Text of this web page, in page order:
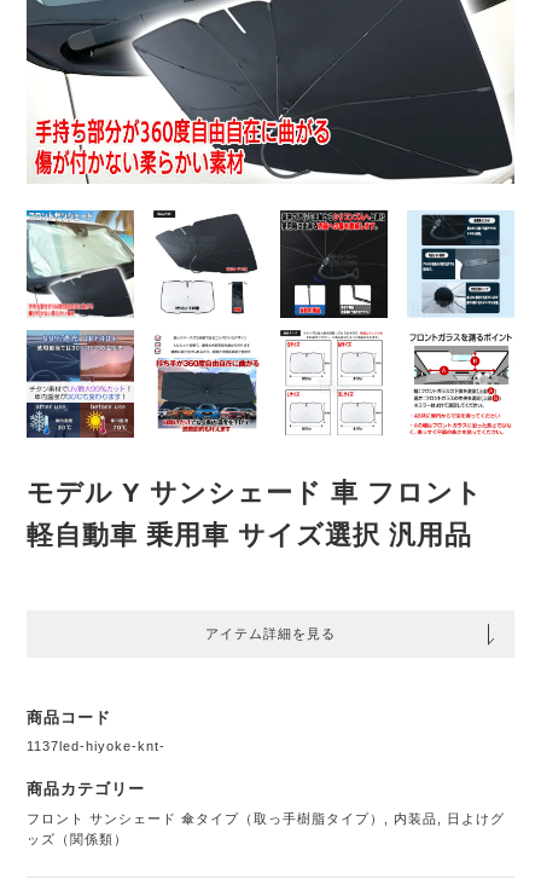
モデル Y サンシェード 車 フロント
軽自動車 乗用車 サイズ選択 汎用品
アイテム詳細を見る
商品コード
1137led-hiyoke-knt-
商品カテゴリー
フロント サンシェード 傘タイプ（取っ手樹脂タイプ） 内装品
日よけグ
ッズ（関係類）